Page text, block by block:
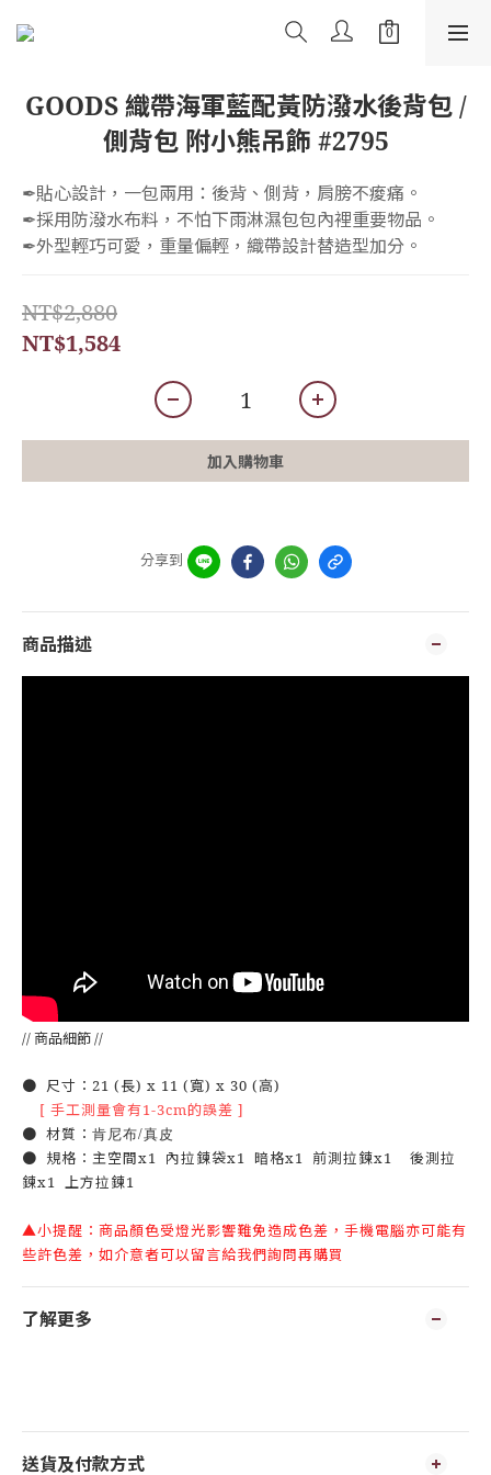
GOODS 織帶海軍藍配黃防潑水後背包 /
側背包 附小熊吊飾 #2795
✒︎貼心設計，一包兩用：後背、側背，肩膀不痠痛。
✒︎採用防潑水布料，不怕下雨淋濕包包內裡重要物品。
✒︎外型輕巧可愛，重量偏輕，織帶設計替造型加分。
NT$2,880
NT$1,584
加入購物車
分享到
商品描述
// 商品細節 //
● 尺寸：21 (長) x 11 (寬) x 30 (高)
[ 手工測量會有1-3cm的誤差 ]
● 材質： 肯尼布/真皮
● 規格：主空間x1 內拉鍊袋x1 暗格x1 前測拉鍊x1 後測拉
鍊x1 上方拉鍊1
▲小提醒：商品顏色受燈光影響難免造成色差，手機電腦亦可能有
些許色差，如介意者可以留言給我們詢問再購買
了解更多
送貨及付款方式